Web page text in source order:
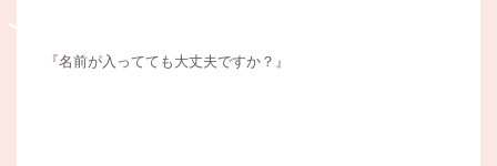
『名前が入ってても大丈夫ですか？』